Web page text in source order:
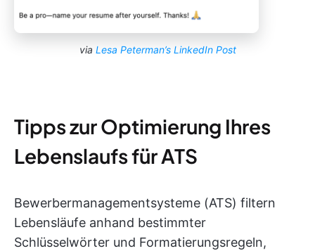
via Lesa Peterman’s LinkedIn Post
Tipps zur Optimierung Ihres
Lebenslaufs für ATS
Bewerbermanagementsysteme (ATS) filtern
Lebensläufe anhand bestimmter
Schlüsselwörter und Formatierungsregeln,